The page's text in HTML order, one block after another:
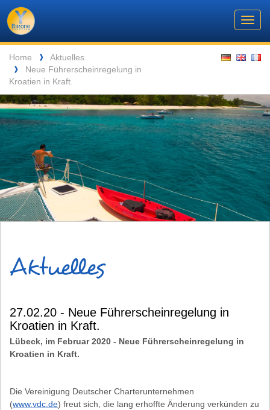
Barone
Yachting
Navigation
Breadcrumb
Home ❱ Aktuelles
❱
Neue Führerscheinregelung in
Kroatien in Kraft.
Language
ENTSPANNUNG VOR DEN MALERISCHEN INSELN DER SEYCHELLEN
Aktuelles
27.02.20 - Neue Führerscheinregelung in
Kroatien in Kraft.
Lübeck, im Februar 2020 - Neue Führerscheinregelung in
Kroatien in Kraft.
Die Vereinigung Deutscher Charterunternehmen
(www.vdc.de) freut sich, die lang erhoffte Änderung verkünden zu